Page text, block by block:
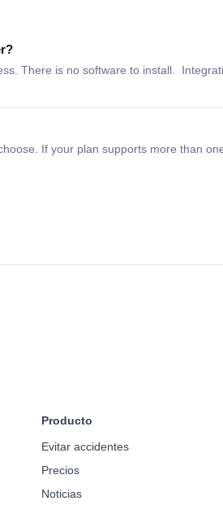
There is no software to install.
If your plan supports more than
Producto
Evitar accidentes
Precios
Noticias